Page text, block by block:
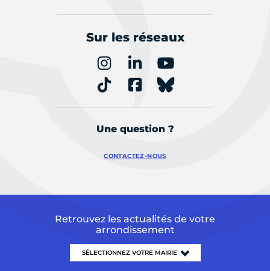
Sur les réseaux
Une question ?
CONTACTEZ-NOUS
Retrouvez les actualités de votre
arrondissement